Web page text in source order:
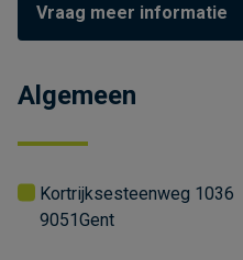
Vraag meer informatie
Algemeen
Gent
9051
Kortrijksesteenweg 1036